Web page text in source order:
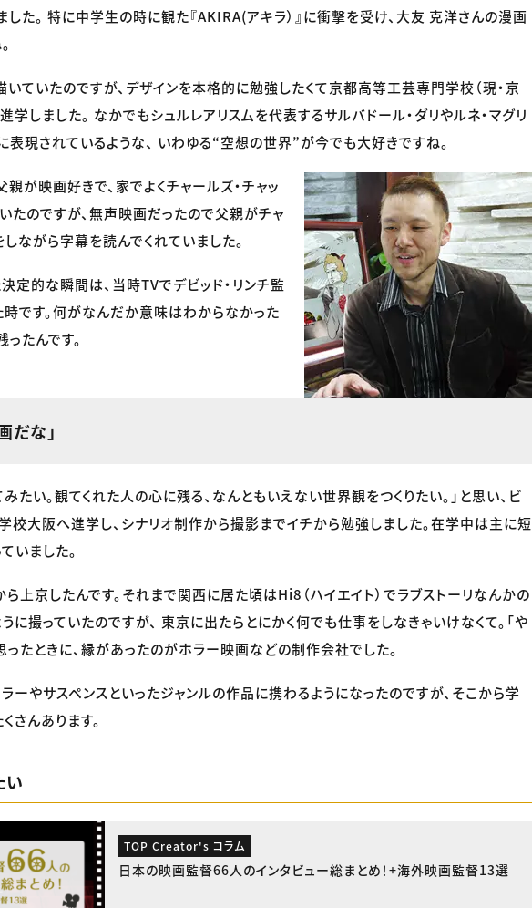
した。 特に中学生の時に観た『AKIRA(アキラ）』に衝撃を受け、大友 克洋さんの漫画
いていたのですが、デザインを本格的に勉強したくて京都高等工芸専門学校（現・京
学しました。 なかでもシュルレアリスムを代表するサルバドール・ダリやルネ・マグリ
表現されているような、 いわゆる“空想の世界”が今でも大好きですね。
が映画好きで、家でよくチャールズ・チャッ
たのですが、無声映画だったので父親がチャ
しながら字幕を読んでくれていました。
定的な瞬間は、当時TVでデビッド・リンチ監
です。何がなんだか意味はわからなかった
たんです。
だな」
たい。観てくれた人の心に残る、なんともいえない世界観をつくりたい。」と思い、ビ
校大阪へ進学し、シナリオ制作から撮影までイチから勉強しました。在学中は主に短
いました。
上京したんです。それまで関西に居た頃はHi8（ハイエイト）でラブストーリなんかの
に撮っていたのですが、 東京に出たらとにかく何でも仕事をしなきゃいけなくて。「や
ったときに、縁があったのがホラー映画などの制作会社でした。
ーやサスペンスといったジャンルの作品に携わるようになったのですが、そこから学
さんあります。
い
TOP Creator's コラム
日本の映画監督66人のインタビュー総まとめ！+海外映画監督13選